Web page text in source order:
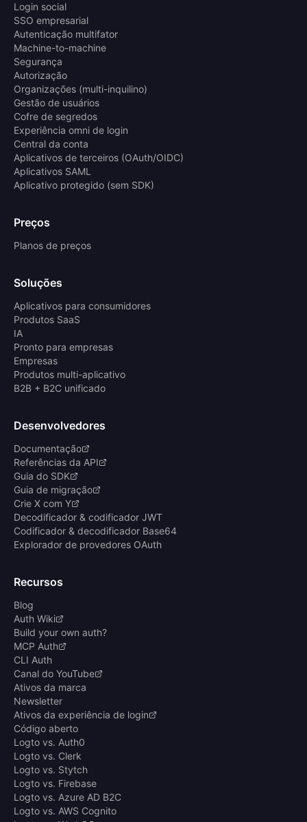
Login social
SSO empresarial
Autenticação multifator
Machine-to-machine
Segurança
Autorização
Organizações (multi-inquilino)
Gestão de usuários
Cofre de segredos
Experiência omni de login
Central da conta
Aplicativos de terceiros (OAuth/OIDC)
Aplicativos SAML
Aplicativo protegido (sem SDK)
Preços
Planos de preços
Soluções
Aplicativos para consumidores
Produtos SaaS
IA
Pronto para empresas
Empresas
Produtos multi-aplicativo
B2B + B2C unificado
Desenvolvedores
Documentação
Referências da API
Guia do SDK
Guia de migração
Crie X com Y
Decodificador & codificador JWT
Codificador & decodificador Base64
Explorador de provedores OAuth
Recursos
Blog
Auth Wiki
Build your own auth?
MCP Auth
CLI Auth
Canal do YouTube
Ativos da marca
Newsletter
Ativos da experiência de login
Código aberto
Logto vs. Auth0
Logto vs. Clerk
Logto vs. Stytch
Logto vs. Firebase
Logto vs. Azure AD B2C
Logto vs. AWS Cognito